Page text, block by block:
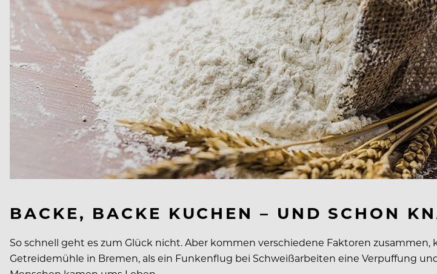
BACKE, BACKE KUCHEN – UND SCHON
So schnell geht es zum Glück nicht. Aber kommen verschiedene Faktoren
Getreidemühle in Bremen, als ein Funkenflug bei Schweißarbeiten eine Verpuffung